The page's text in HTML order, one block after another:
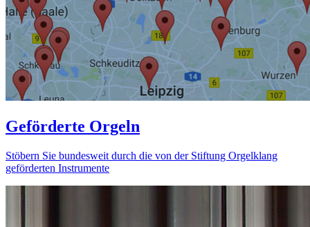
Geförderte Orgeln
Stöbern Sie bundesweit durch die von der Stiftung Orgelklang
geförderten Instrumente